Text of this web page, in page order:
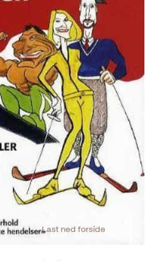
Last ned forside